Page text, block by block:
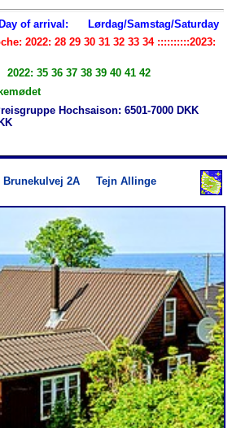
Day of arrival: Lørdag/Samstag/Saturday
2022: 28 29 30 31 32 33 34 ::::::::::2023:
35 36 37 38 39 40 41 42
Hochsaison: 6501-7000 DKK
Brunekulvej 2A Tejn Allinge